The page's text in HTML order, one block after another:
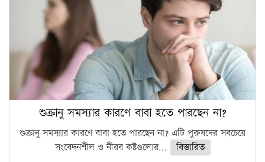
শুক্রানু সমস্যার কারণে বাবা হতে পারছেন না?
শুক্রানু সমস্যার কারণে বাবা হতে পারছেন না? এটি পুরুষদের সবচেয়ে
সংবেদনশীল ও নীরব কষ্টগুলোর...
বিস্তারিত